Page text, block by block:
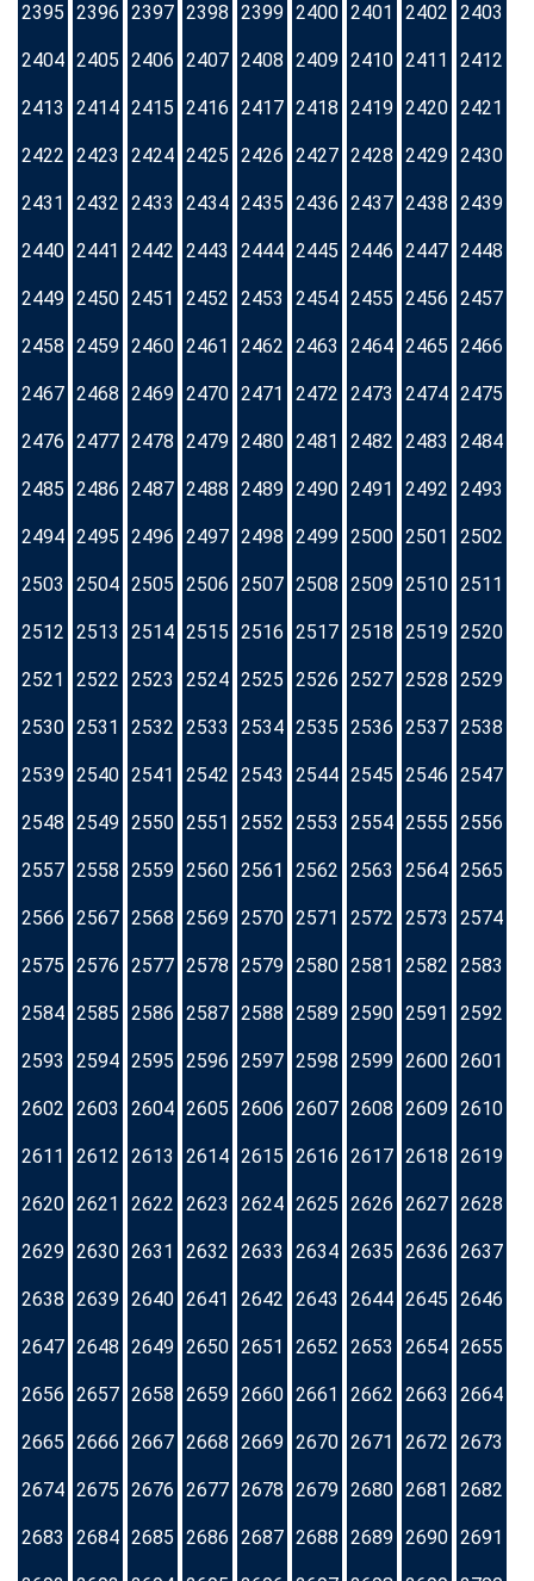
2395 2396 2397 2398 2399 2400 2401 2402 2403
2404 2405 2406 2407 2408 2409 2410 2411 2412
2413 2414 2415 2416 2417 2418 2419 2420 2421
2422 2423 2424 2425 2426 2427 2428 2429 2430
2431 2432 2433 2434 2435 2436 2437 2438 2439
2440 2441 2442 2443 2444 2445 2446 2447 2448
2449 2450 2451 2452 2453 2454 2455 2456 2457
2458 2459 2460 2461 2462 2463 2464 2465 2466
2467 2468 2469 2470 2471 2472 2473 2474 2475
2476 2477 2478 2479 2480 2481 2482 2483 2484
2485 2486 2487 2488 2489 2490 2491 2492 2493
2494 2495 2496 2497 2498 2499 2500 2501 2502
2503 2504 2505 2506 2507 2508 2509 2510 2511
2512 2513 2514 2515 2516 2517 2518 2519 2520
2521 2522 2523 2524 2525 2526 2527 2528 2529
2530 2531 2532 2533 2534 2535 2536 2537 2538
2539 2540 2541 2542 2543 2544 2545 2546 2547
2548 2549 2550 2551 2552 2553 2554 2555 2556
2557 2558 2559 2560 2561 2562 2563 2564 2565
2566 2567 2568 2569 2570 2571 2572 2573 2574
2575 2576 2577 2578 2579 2580 2581 2582 2583
2584 2585 2586 2587 2588 2589 2590 2591 2592
2593 2594 2595 2596 2597 2598 2599 2600 2601
2602 2603 2604 2605 2606 2607 2608 2609 2610
2611 2612 2613 2614 2615 2616 2617 2618 2619
2620 2621 2622 2623 2624 2625 2626 2627 2628
2629 2630 2631 2632 2633 2634 2635 2636 2637
2638 2639 2640 2641 2642 2643 2644 2645 2646
2647 2648 2649 2650 2651 2652 2653 2654 2655
2656 2657 2658 2659 2660 2661 2662 2663 2664
2665 2666 2667 2668 2669 2670 2671 2672 2673
2674 2675 2676 2677 2678 2679 2680 2681 2682
2683 2684 2685 2686 2687 2688 2689 2690 2691